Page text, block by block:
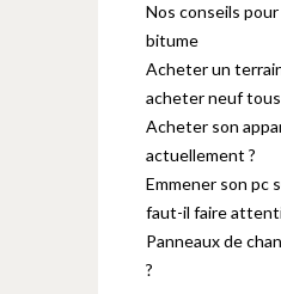
Nos conseils
bitume
Acheter un
acheter neuf
Acheter son
actuellement ?
Emmener son pc
faut-il faire
Panneaux de
?